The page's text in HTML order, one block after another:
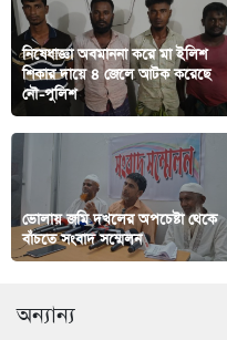
নিষেধাজ্ঞা অবমাননা করে মা ইলিশ
শিকার দায়ে ৪ জেলে আটক করেছে
নৌ-পুলিশ
ভোলায় জমি দখলের অপচেষ্টা থেকে
বাঁচতে সংবাদ সম্মেলন
অন্যান্য